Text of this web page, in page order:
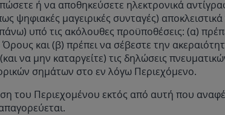
ή να αποθηκεύσετε ηλεκτρονικά
ψηφιακές μαγειρικές συνταγές)
υπό τις ακόλουθες προϋποθέσεις: (α)
και (β) πρέπει να σέβεστε την
να μην καταργείτε) τις δηλώσεις
σημάτων στο εν λόγω Περιεχόμενο.
του Περιεχομένου εκτός από αυτή που